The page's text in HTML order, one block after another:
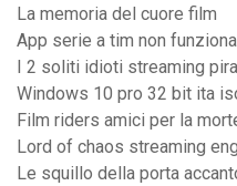
La memoria del cuore film
App serie a tim non funziona
I 2 soliti idioti streaming
Windows 10 pro 32 bit ita
Film riders amici per la
Lord of chaos streaming eng
Le squillo della porta